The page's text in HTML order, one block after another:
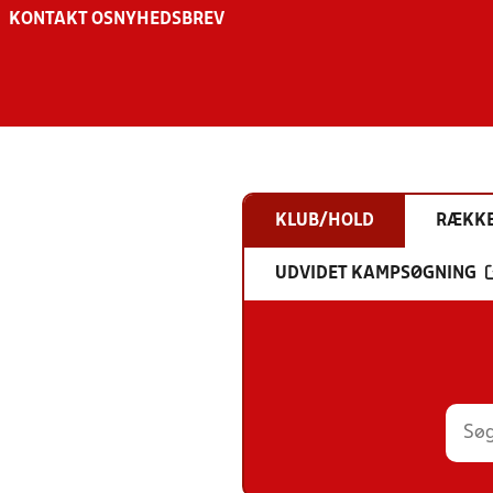
KONTAKT OS NYHEDSBREV
KLUB/HOLD
UDVIDET KAMPSØGNING